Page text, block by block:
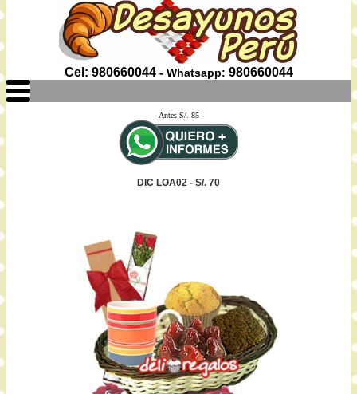
Cel: 980660044- Whatsapp: 980660044
Antes S/. 85
DIC LOA02 - S/. 70